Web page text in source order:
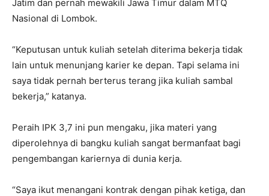
Jatim dan pernah mewakili Jawa Timur dalam MTQ
Nasional di Lombok.
“Keputusan untuk kuliah setelah diterima bekerja tidak
lain untuk menunjang karier ke depan. Tapi selama ini
saya tidak pernah berterus terang jika kuliah sambal
bekerja,” katanya.
Peraih IPK 3,7 ini pun mengaku, jika materi yang
diperolehnya di bangku kuliah sangat bermanfaat bagi
pengembangan kariernya di dunia kerja.
“Saya ikut menangani kontrak dengan pihak ketiga, dan